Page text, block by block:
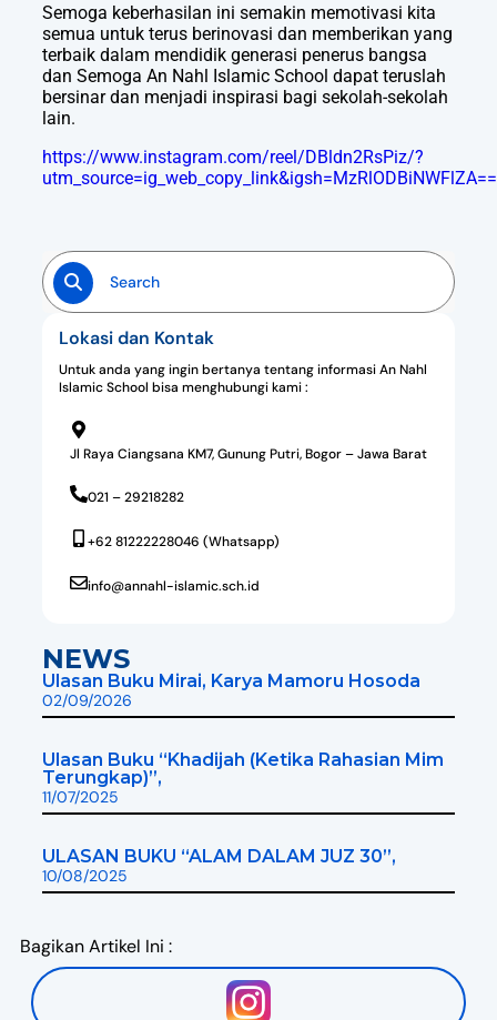
Semoga keberhasilan ini semakin memotivasi kita
semua untuk terus berinovasi dan memberikan yang
terbaik dalam mendidik generasi penerus bangsa
dan Semoga An Nahl Islamic School dapat teruslah
bersinar dan menjadi inspirasi bagi sekolah-sekolah
lain.
https://www.instagram.com/reel/DBldn2RsPiz/?
utm_source=ig_web_copy_link&igsh=MzRlODBiNWFlZA==
Lokasi dan Kontak
Untuk anda yang ingin bertanya tentang informasi An Nahl
Islamic School bisa menghubungi kami :
Jl Raya Ciangsana KM7, Gunung Putri, Bogor – Jawa Barat
021 – 29218282
+62 81222228046 (Whatsapp)
info@annahl-islamic.sch.id
NEWS
Ulasan Buku Mirai, Karya Mamoru Hosoda
02/09/2026
Ulasan Buku “Khadijah (Ketika Rahasian Mim
Terungkap)”,
11/07/2025
ULASAN BUKU “ALAM DALAM JUZ 30”,
10/08/2025
Bagikan Artikel Ini :